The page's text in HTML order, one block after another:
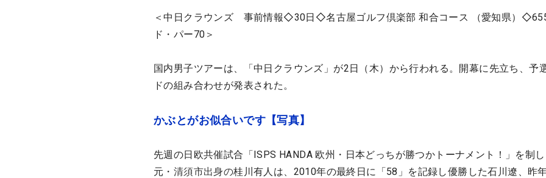
＜中日クラウンズ 事前情報◇30日◇名古屋ゴルフ倶楽部 和合コース （愛知県）
ド・パー70＞
国内男子ツアーは、「中日クラウンズ」が2日（木）から行われる。開幕に先立ち、予
ドの組み合わせが発表された。
かぶとがお似合いです【写真】
先週の日欧共催試合「ISPS HANDA 欧州・日本どっちが勝つかトーナメント！」を制
元・ 清須市出身の桂川有人は、2010年の最終日に「58」を記録し優勝した石川遼、昨